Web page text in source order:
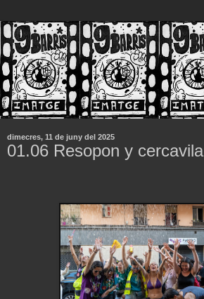
dimecres, 11 de juny del 2025
01.06 Resopon y cercavila